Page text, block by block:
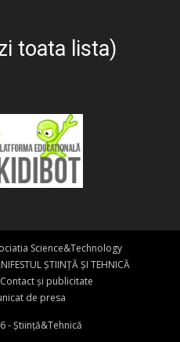
toata lista)
Science&Technology
ȘTIINȚĂ ȘI TEHNICĂ
Contact și publicitate
de presa
- Știință&Tehnică